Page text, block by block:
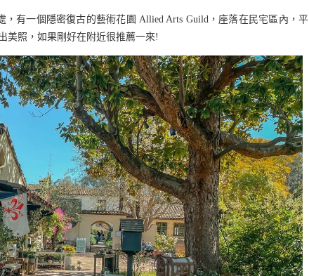
，有一個隱密復古的藝術花園 Allied Arts Guild，座落在民宅區內，平
美照，如果剛好在附近很推薦一來!